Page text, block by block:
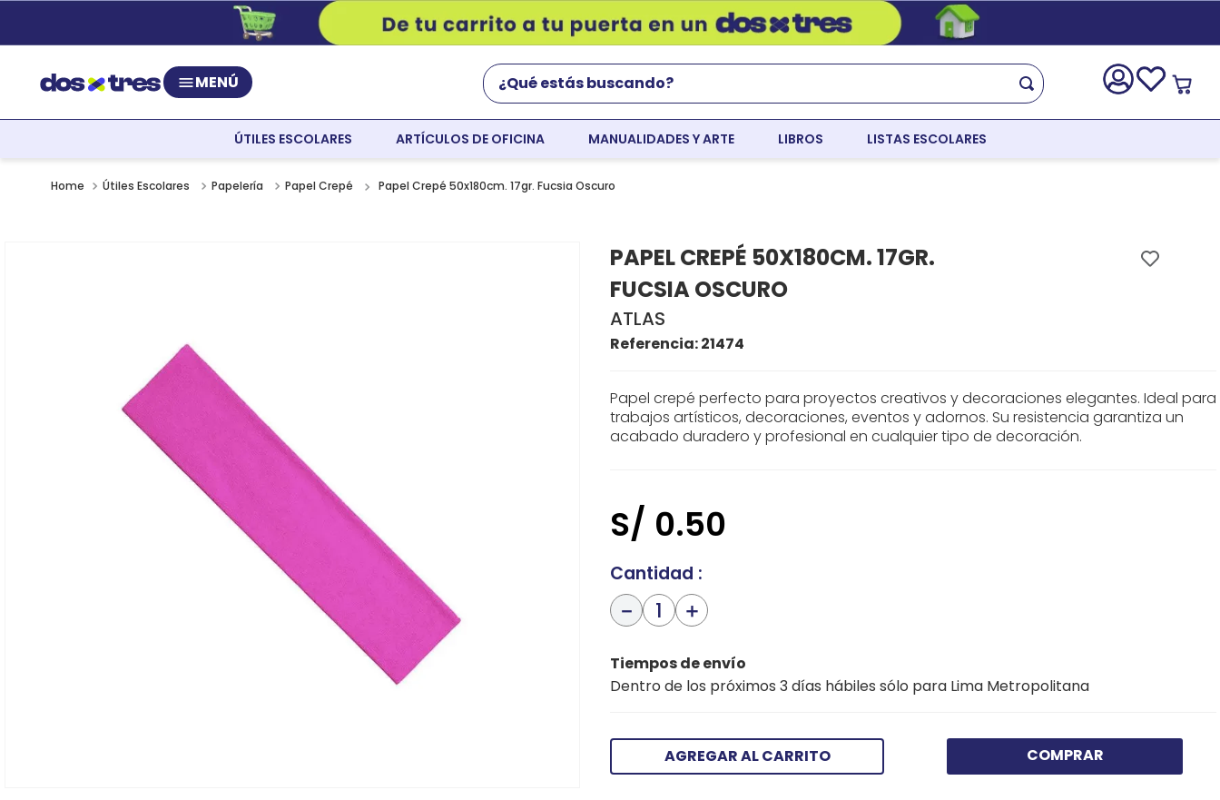
MENÚ
¿Qué estás buscando?
ÚTILES ESCOLARES ARTÍCULOS DE OFICINA MANUALIDADES Y ARTE LIBROS LISTAS ESCOLARES
Útiles Escolares Papelería Papel Crepé Papel Crepé 50x180cm. 17gr. Fucsia Oscuro
PAPEL CREPÉ 50X180CM. 17GR.
FUCSIA OSCURO
ATLAS
Referencia:21474
Papel crepé perfecto para proyectos creativos y decoraciones elegantes. Ideal para
trabajos artísticos, decoraciones, eventos y adornos. Su resistencia garantiza un
acabado duradero y profesional en cualquier tipo de decoración.
S/ 0.50
Cantidad
＋
－
Tiempos de envío
Dentro de los próximos 3 días hábiles sólo para Lima Metropolitana
AGREGAR AL CARRITO COMPRAR
world english